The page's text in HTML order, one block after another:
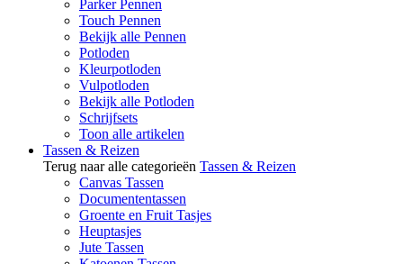
Parker Pennen
Touch Pennen
Bekijk alle Pennen
Potloden
Kleurpotloden
Vulpotloden
Bekijk alle Potloden
Schrijfsets
Toon alle artikelen
Tassen & Reizen
Terug naar alle categorieën Tassen & Reizen
Canvas Tassen
Documententassen
Groente en Fruit Tasjes
Heuptasjes
Jute Tassen